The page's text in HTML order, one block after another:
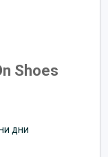
Shoes
дни